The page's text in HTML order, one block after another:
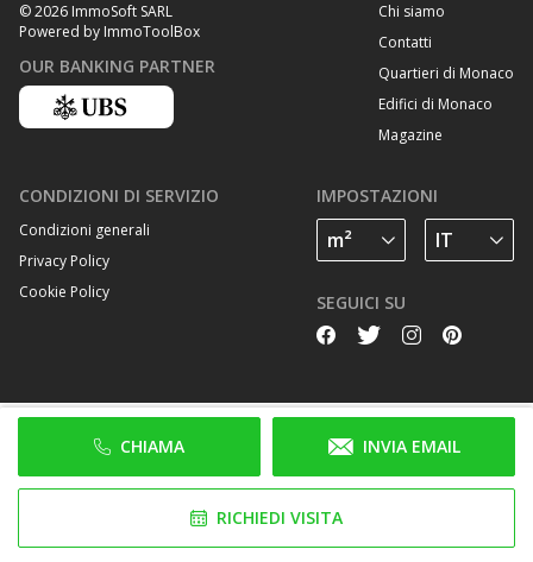
CHIAMA INVIA EMAIL
RICHIEDI VISITA
© 2026 ImmoSoft SARL
Powered by ImmoToolBox
OUR BANKING PARTNER
Chi siamo
Contatti
Quartieri di Monaco
Edifici di Monaco
Magazine
CONDIZIONI DI SERVIZIO
Condizioni generali
Privacy Policy
Cookie Policy
IMPOSTAZIONI
SEGUICI SU